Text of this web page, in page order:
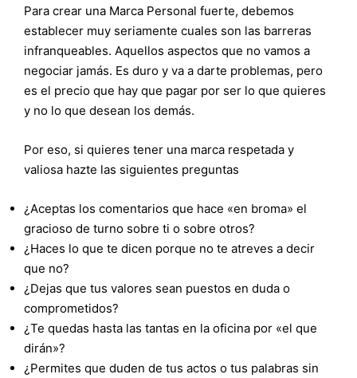
Para crear una Marca Personal fuerte, debemos
establecer muy seriamente cuales son las barreras
infranqueables. Aquellos aspectos que no vamos a
negociar jamás. Es duro y va a darte problemas, pero
es el precio que hay que pagar por ser lo que quieres
y no lo que desean los demás.
Por eso, si quieres tener una marca respetada y
valiosa hazte las siguientes preguntas
¿Aceptas los comentarios que hace «en broma» el
gracioso de turno sobre ti o sobre otros?
¿Haces lo que te dicen porque no te atreves a decir
que no?
¿Dejas que tus valores sean puestos en duda o
comprometidos?
¿Te quedas hasta las tantas en la oficina por «el que
dirán»?
¿Permites que duden de tus actos o tus palabras sin